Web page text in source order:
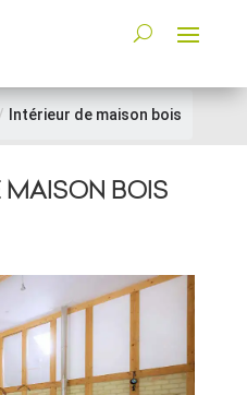
/ Intérieur de maison bois
MAISON BOIS